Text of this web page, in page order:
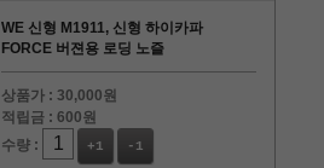
WE 신형 M1911, 신형 하이카파
FORCE 버젼용 로딩 노즐
상품가 :30,000원
적립금 :600원
수량 :
+1 -1